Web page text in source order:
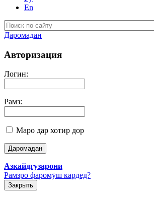
En
Даромадан
Авторизация
Логин:
Рамз:
Маро дар хотир дор
Азкайдгузарони
Рамзро фаромӯш кардед?
Закрыть